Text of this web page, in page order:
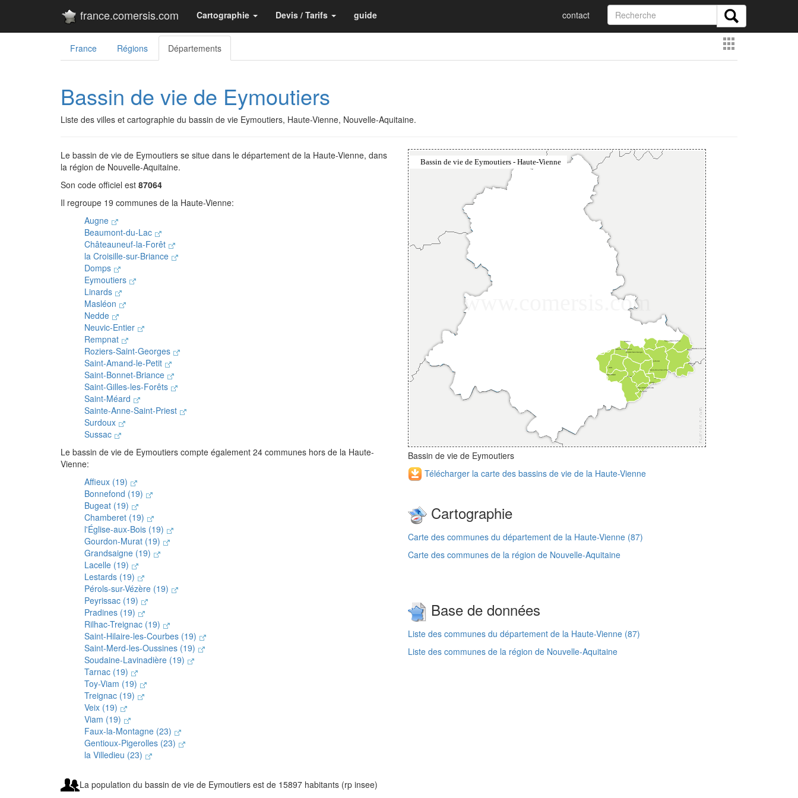
france.comersis.com Cartographie Devis / Tarifs guide contact
France Régions Départements
Bassin de vie de Eymoutiers
Liste des villes et cartographie du bassin de vie Eymoutiers, Haute-Vienne, Nouvelle-Aquitaine.
Le bassin de vie de Eymoutiers se situe dans le département de la Haute-Vienne, dans
la région de Nouvelle-Aquitaine.
Son code officiel est 87064
Il regroupe 19 communes de la Haute-Vienne:
Augne
Beaumont-du-Lac
Châteauneuf-la-Forêt
la Croisille-sur-Briance
Domps
Eymoutiers
Linards
Masléon
Nedde
Neuvic-Entier
Rempnat
Roziers-Saint-Georges
Saint-Amand-le-Petit
Saint-Bonnet-Briance
Saint-Gilles-les-Forêts
Saint-Méard
Sainte-Anne-Saint-Priest
Surdoux
Sussac
Le bassin de vie de Eymoutiers compte également 24 communes hors de la Haute-
Vienne:
Affieux (19)
Bonnefond (19)
Bugeat (19)
Chamberet (19)
l'Église-aux-Bois (19)
Gourdon-Murat (19)
Grandsaigne (19)
Lacelle (19)
Lestards (19)
Pérols-sur-Vézère (19)
Peyrissac (19)
Pradines (19)
Rilhac-Treignac (19)
Saint-Hilaire-les-Courbes (19)
Saint-Merd-les-Oussines (19)
Soudaine-Lavinadière (19)
Tarnac (19)
Toy-Viam (19)
Treignac (19)
Veix (19)
Viam (19)
Faux-la-Montagne (23)
Gentioux-Pigerolles (23)
la Villedieu (23)
La population du bassin de vie de Eymoutiers est de 15897 habitants (rp insee)
Bassin de vie de Eymoutiers
Télécharger la carte des bassins de vie de la Haute-Vienne
Cartographie
Carte des communes du département de la Haute-Vienne (87)
Carte des communes de la région de Nouvelle-Aquitaine
Base de données
Liste des communes du département de la Haute-Vienne (87)
Liste des communes de la région de Nouvelle-Aquitaine